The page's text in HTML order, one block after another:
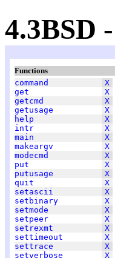
4.3BSD
Functions
command
X
get
X
getcmd
X
getusage
X
help
X
intr
X
main
X
makeargv
X
modecmd
X
put
X
putusage
X
quit
X
setascii
X
setbinary
X
setmode
X
setpeer
X
setrexmt
X
settimeout
X
settrace
X
setverbose
X